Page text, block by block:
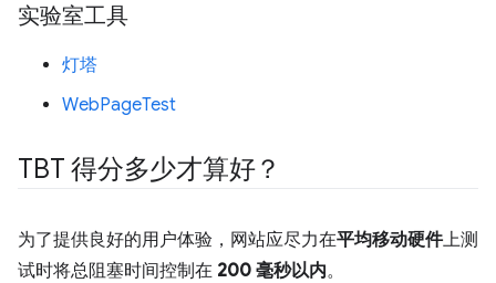
实验室工具
灯塔
WebPageTest
TBT 得分多少才算好？
为了提供良好的用户体验，网站应尽力在平均移动硬件上测
试时将总阻塞时间控制在 200 毫秒以内。